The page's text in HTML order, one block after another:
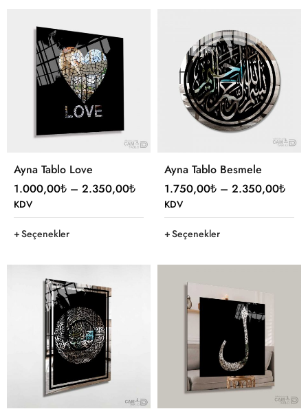
Ayna Tablo Love
1.000,00₺ – 2.350,00₺
KDV
Seçenekler
Ayna Tablo Besmele
1.750,00₺ – 2.350,00₺
KDV
Seçenekler